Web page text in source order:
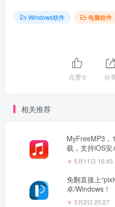
Windows软件 电脑软件
点赞0 分
相关推荐
MyFreeMP3，
载，支持iOS安
5月11日 16:45
免翻直接上
卓/Windows！
3月2日 20:27